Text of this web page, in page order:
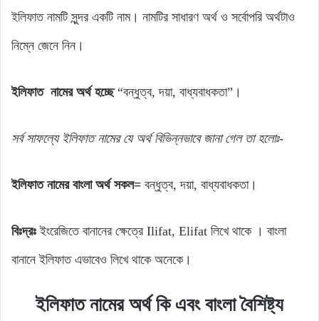
ইলিফাত নামটি সুন্দর একটি নাম। নামটির সাধারণ অর্থ ও সর্বোপরি অর্থটাও
নিম্নে জেনে নিন।
ইলিফাত নামের অর্থ হচ্ছে “বন্ধুত্ব, দয়া, বাধ্যবাধকতা”।
সর্ব সাফল্যে ইলিফাতনামের যে অর্থবিভিন্নভাবে জানা গেলতা হলোঃ-
ইলিফাত নামের বাংলা অর্থ সকল= বন্ধুত্ব, দয়া, বাধ্যবাধকতা।
বিঃদ্রঃইংরেজিতে বানানের ক্ষেত্রে Ilifat, Elifat লিখে থাকে । বাংলা
বানানে ইলিফাত এভাবেও লিখে থাকে অনেকে।
ইলিফাত নামের অর্থ কি এবং বাংলা বৈশিষ্ট্য